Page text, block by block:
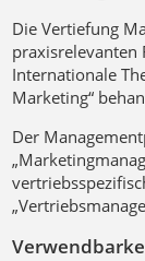
Die Vertiefung
praxisrelevanten
Internationale
Marketing“
Der